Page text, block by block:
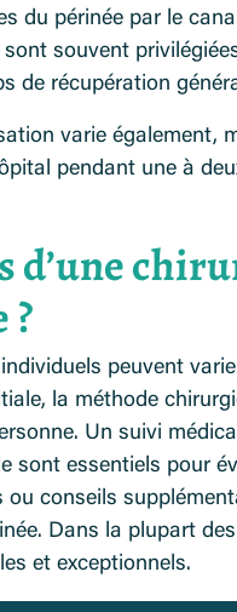
du périnée par le
souvent
de récupération
varie également,
pendant une à
d’une
peuvent
la méthode
Un suivi
sont essentiels pour
conseils
Dans la plupart
et exceptionnels.